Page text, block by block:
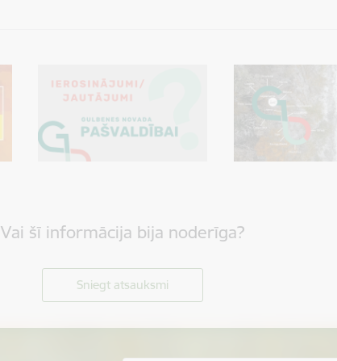
Vai šī informācija bija noderīga?
Sniegt atsauksmi